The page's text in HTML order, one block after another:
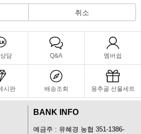
취소
담 Q&A 멤버쉽
시판 배송조회 용추골 선물세트
BANK INFO
예금주 : 유혜경 농협 351-1386-